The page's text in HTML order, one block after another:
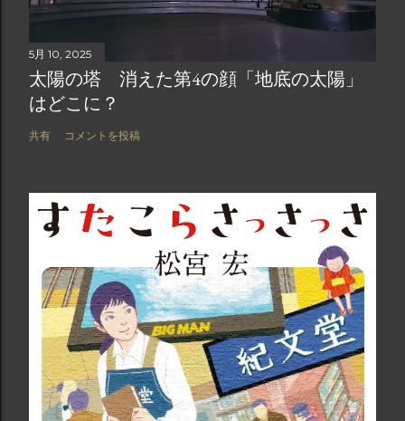
5月 10, 2025
太陽の塔 消えた第4の顔「地底の太陽」
はどこに？
共有 コメントを投稿